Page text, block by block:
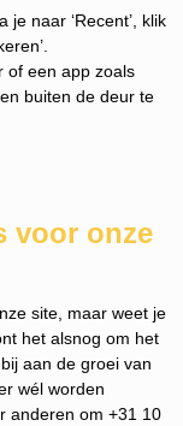
naar ‘Recent’, klik
of een app zoals
buiten de deur te
voor onze
site, maar weet je
het alsnog om het
aan de groei van
wél worden
anderen om +31 10